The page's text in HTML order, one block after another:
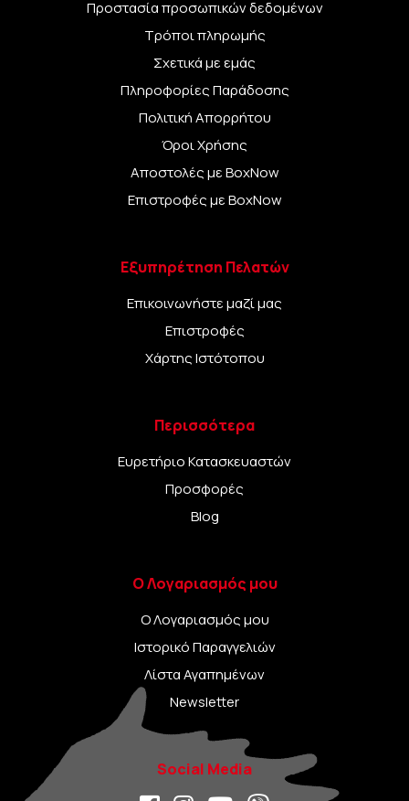
Προστασία προσωπικών δεδομένων
Τρόποι πληρωμής
Σχετικά με εμάς
Πληροφορίες Παράδοσης
Πολιτική Απορρήτου
Όροι Χρήσης
Αποστολές με BoxNow
Επιστροφές με BoxNow
Εξυπηρέτηση Πελατών
Επικοινωνήστε μαζί μας
Επιστροφές
Χάρτης Ιστότοπου
Περισσότερα
Ευρετήριο Κατασκευαστών
Προσφορές
Blog
Ο Λογαριασμός μου
Ο Λογαριασμός μου
Ιστορικό Παραγγελιών
Λίστα Αγαπημένων
Newsletter
Social Media